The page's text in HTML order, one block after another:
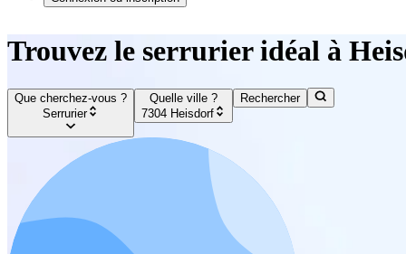
Trouvez le serrurier idéal à
Que cherchez-vous ?
Serrurier
Quelle ville ?
7304 Heisdorf
Rechercher